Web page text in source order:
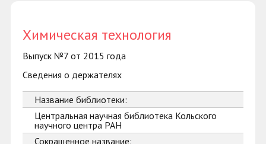
Химическая технология
Выпуск №7 от 2015 года
Сведения о держателях
Название библиотеки:
Центральная научная библиотека Кольского
научного центра РАН
Сокращенное название: